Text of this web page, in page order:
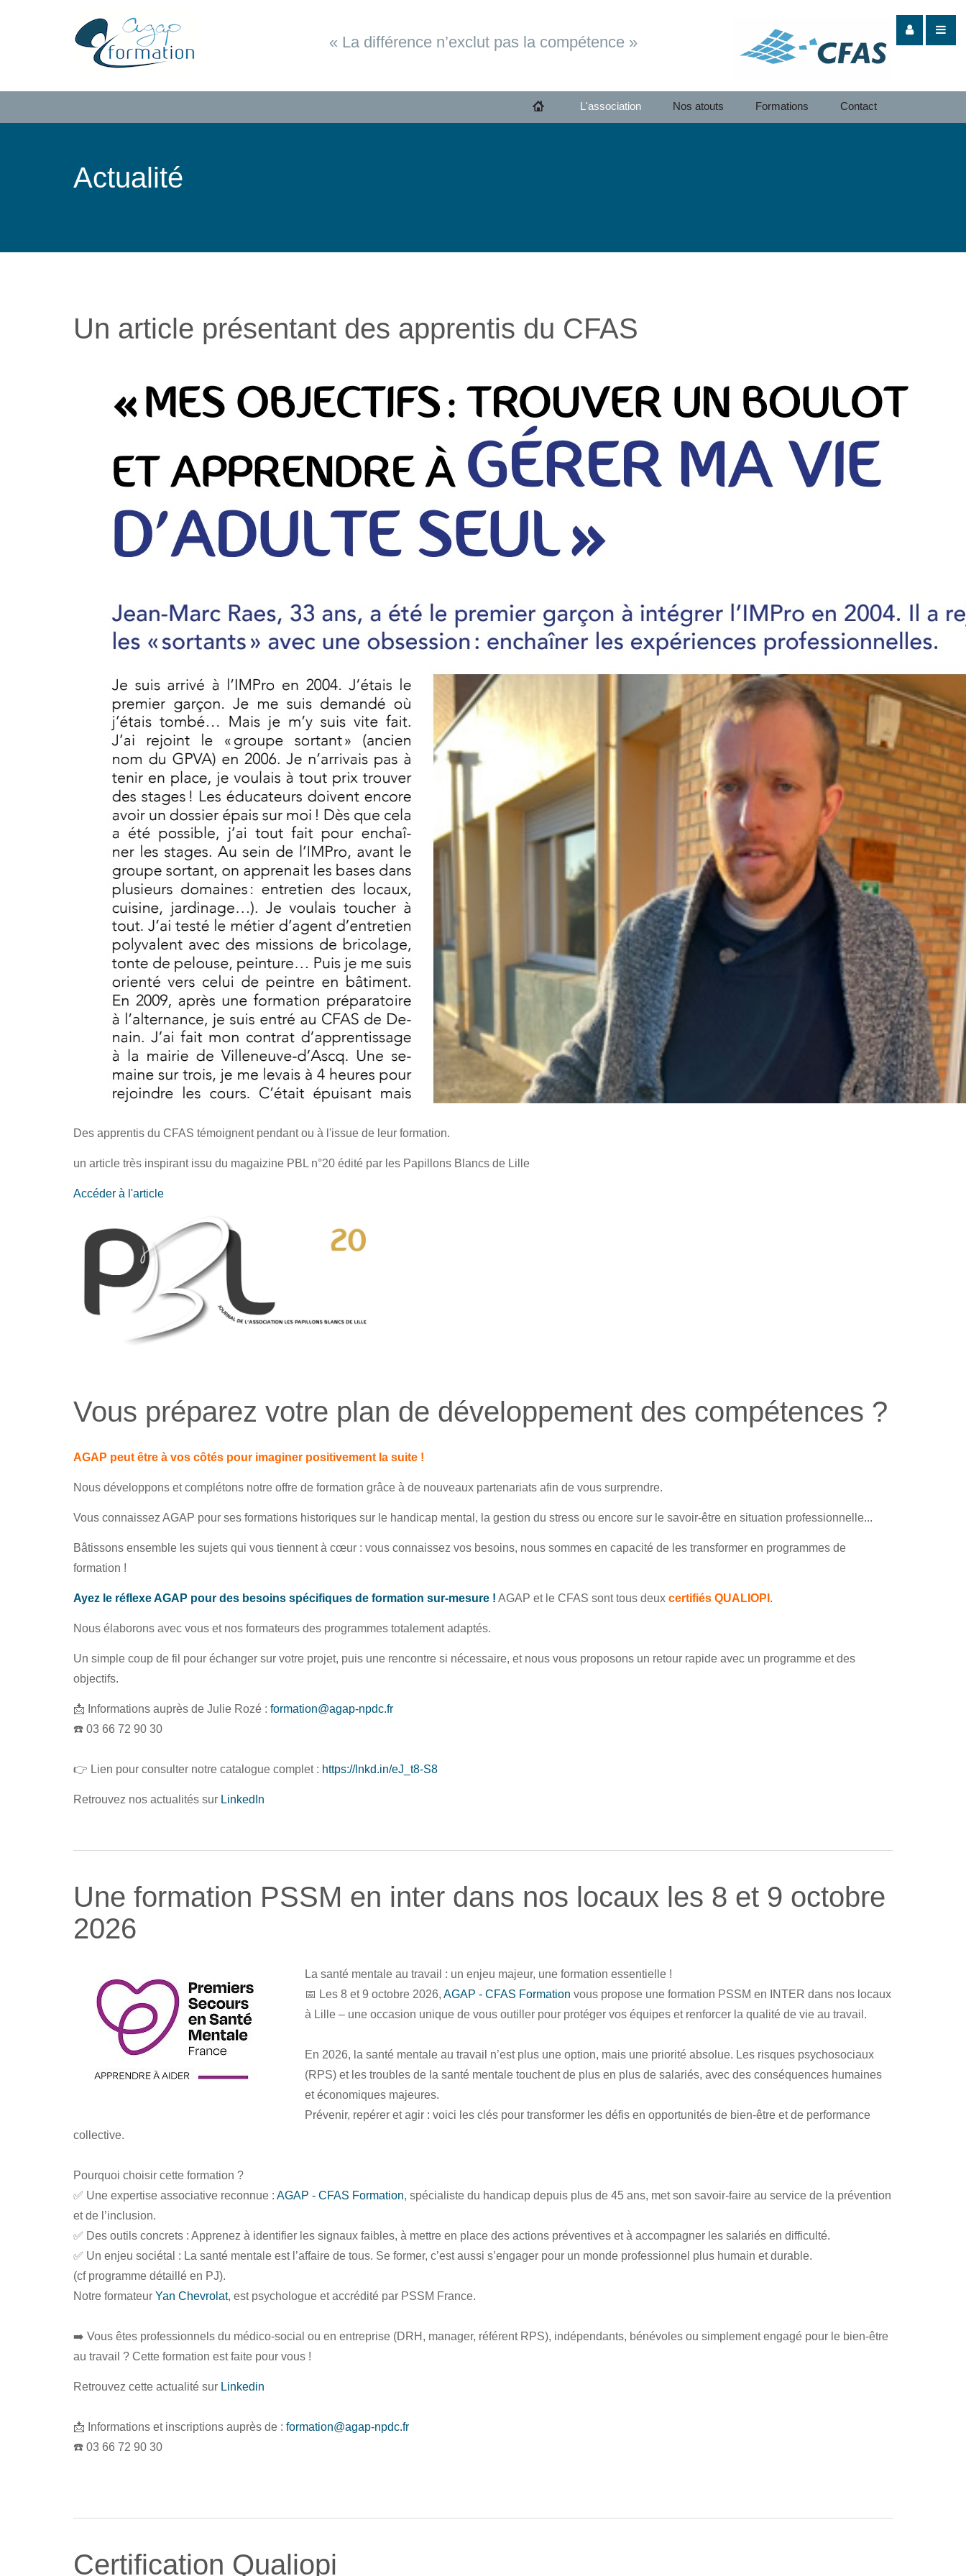
« La différence n’exclut pas la compétence »
L'association Nos atouts Formations Contact
Actualité
Un article présentant des apprentis du CFAS
Des apprentis du CFAS témoignent pendant ou à l'issue de leur formation.
un article très inspirant issu du magaizine PBL n°20 édité par les Papillons Blancs de Lille
Accéder à l'article
Vous préparez votre plan de développement des compétences ?
AGAP peut être à vos côtés pour imaginer positivement la suite !
Nous développons et complétons notre offre de formation grâce à de nouveaux partenariats afin de vous surprendre.
Vous connaissez AGAP pour ses formations historiques sur le handicap mental, la gestion du stress ou encore sur le savoir-être en situation professionnelle...
Bâtissons ensemble les sujets qui vous tiennent à cœur : vous connaissez vos besoins, nous sommes en capacité de les transformer en programmes de
formation !
Ayez le réflexe AGAP pour des besoins spécifiques de formation sur-mesure ! AGAP et le CFAS sont tous deux certifiés QUALIOPI .
Nous élaborons avec vous et nos formateurs des programmes totalement adaptés.
Un simple coup de fil pour échanger sur votre projet, puis une rencontre si nécessaire, et nous vous proposons un retour rapide avec un programme et des
objectifs.
📩 Informations auprès de Julie Rozé : formation@agap-npdc.fr
☎️ 03 66 72 90 30
👉 Lien pour consulter notre catalogue complet : https://lnkd.in/eJ_t8-S8
Retrouvez nos actualités sur LinkedIn
Une formation PSSM en inter dans nos locaux les 8 et 9 octobre
2026
La santé mentale au travail : un enjeu majeur, une formation essentielle !
📅 Les 8 et 9 octobre 2026, AGAP - CFAS Formation vous propose une formation PSSM en INTER dans nos locaux
à Lille – une occasion unique de vous outiller pour protéger vos équipes et renforcer la qualité de vie au travail.
En 2026, la santé mentale au travail n’est plus une option, mais une priorité absolue. Les risques psychosociaux
(RPS) et les troubles de la santé mentale touchent de plus en plus de salariés, avec des conséquences humaines
et économiques majeures.
Prévenir, repérer et agir : voici les clés pour transformer les défis en opportunités de bien-être et de performance
collective.
Pourquoi choisir cette formation ?
✅ Une expertise associative reconnue : AGAP - CFAS Formation, spécialiste du handicap depuis plus de 45 ans, met son savoir-faire au service de la prévention
et de l’inclusion.
✅ Des outils concrets : Apprenez à identifier les signaux faibles, à mettre en place des actions préventives et à accompagner les salariés en difficulté.
✅ Un enjeu sociétal : La santé mentale est l’affaire de tous. Se former, c’est aussi s’engager pour un monde professionnel plus humain et durable.
(cf programme détaillé en PJ).
Notre formateur Yan Chevrolat, est psychologue et accrédité par PSSM France.
➡️ Vous êtes professionnels du médico-social ou en entreprise (DRH, manager, référent RPS), indépendants, bénévoles ou simplement engagé pour le bien-être
au travail ? Cette formation est faite pour vous !
Retrouvez cette actualité sur Linkedin
📩 Informations et inscriptions auprès de : formation@agap-npdc.fr
☎️ 03 66 72 90 30
Certification Qualiopi